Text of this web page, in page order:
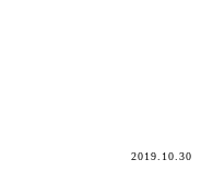
2019.10.30